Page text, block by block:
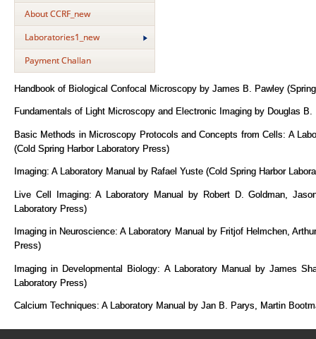
About CCRF_new
Laboratories1_new
Payment Challan
Handbook of Biological Confocal Microscopy by James B. Pawley
Fundamentals of Light Microscopy and Electronic Imaging by Douglas
Basic Methods in Microscopy Protocols and Concepts from Cells: A
(Cold Spring Harbor Laboratory Press)
Imaging: A Laboratory Manual by Rafael Yuste (Cold Spring Harbor
Live Cell Imaging: A Laboratory Manual by Robert D. Goldman,
Laboratory Press)
Imaging in Neuroscience: A Laboratory Manual by Fritjof Helmchen,
Press)
Imaging in Developmental Biology: A Laboratory Manual by James
Laboratory Press)
Calcium Techniques: A Laboratory Manual by Jan B. Parys, Martin